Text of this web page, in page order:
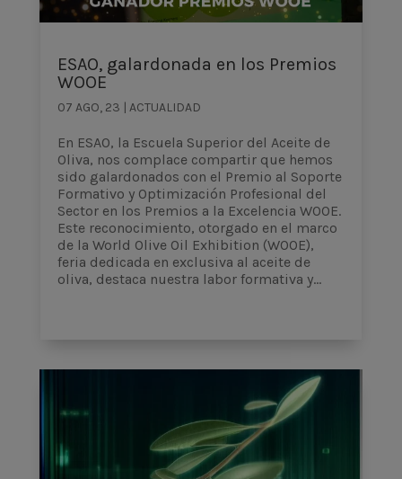
ESAO, galardonada en los Premios
WOOE
07 AGO, 23 | ACTUALIDAD
En ESAO, la Escuela Superior del Aceite de
Oliva, nos complace compartir que hemos
sido galardonados con el Premio al Soporte
Formativo y Optimización Profesional del
Sector en los Premios a la Excelencia WOOE.
Este reconocimiento, otorgado en el marco
de la World Olive Oil Exhibition (WOOE),
feria dedicada en exclusiva al aceite de
oliva, destaca nuestra labor formativa y...